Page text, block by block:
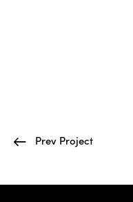
Prev Project